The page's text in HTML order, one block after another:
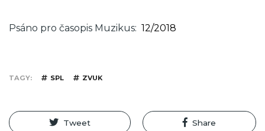
Psáno pro časopis Muzikus 12/2018
TAGY SPL ZVUK
Tweet Share